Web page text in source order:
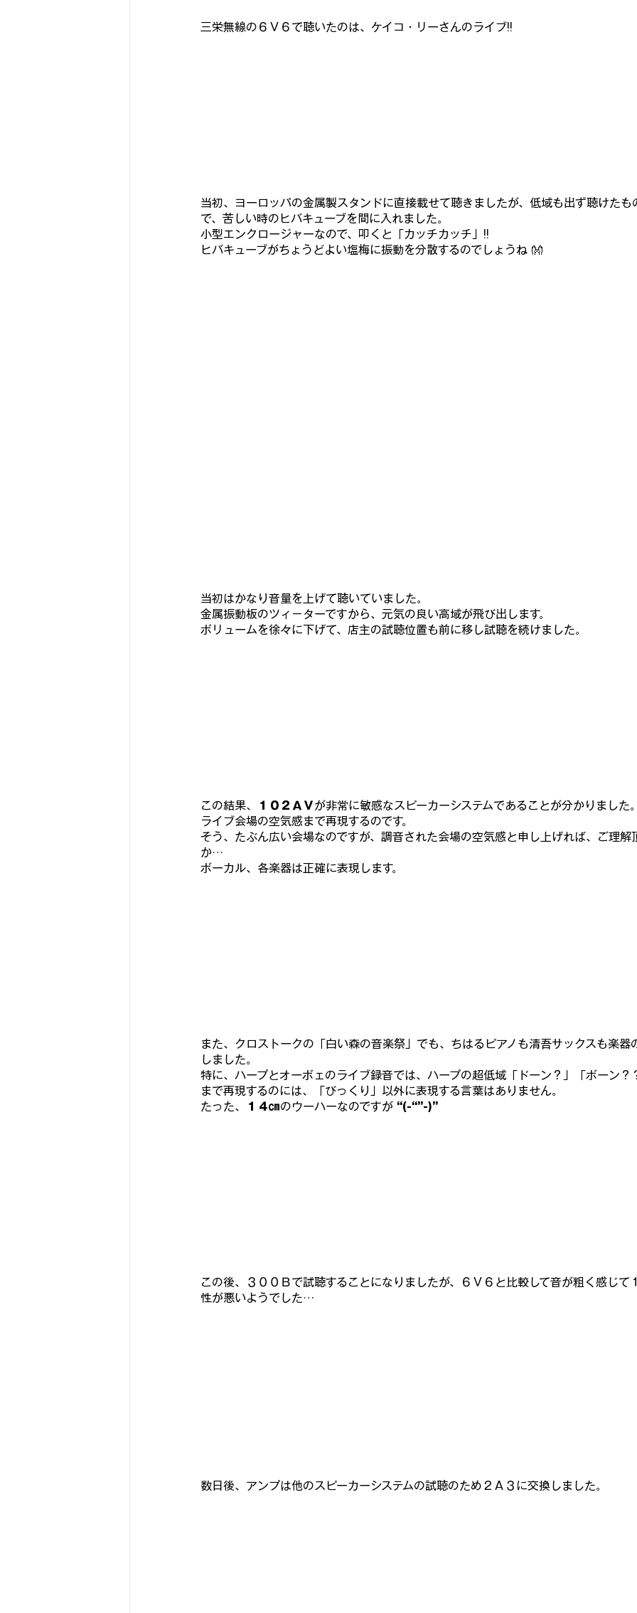
三栄無線の６Ｖ６で聴いたのは、ケイコ・リーさんのライブ!!
当初、ヨーロッパの金属製スタンドに直接載せて聴きましたが、低域も出ず聴けたも
で、苦しい時のヒバキューブを間に入れました。
小型エンクロージャーなので、叩くと「カッチカッチ」!!
ヒバキューブがちょうどよい塩梅に振動を分散するのでしょうね 👐
当初はかなり音量を上げて聴いていました。
金属振動板のツィ－ターですから、元気の良い高域が飛び出します。
ボリュームを徐々に下げて、店主の試聴位置も前に移し試聴を続けました。
この結果、 １０２ＡＶが非常に敏感なスピーカーシステムであることが分かりました。
ライブ会場の空気感まで再現するのです。
そう、たぶん広い会場なのですが、調音された会場の空気感と申し上げれば、ご理解
か…
ボーカル、各楽器は正確に表現します。
また、クロストークの「白い森の音楽祭」でも、ちはるピアノも清吾サックスも楽器
しました。
特に、ハープとオーボェのライブ録音では、ハープの超低域「ドーン？」「ボーン？
まで再現するのには、「びっくり」以外に表現する言葉はありません。
たった、
１４㎝のウーハーなのですが “(-“”-)”
この後、３００Ｂで試聴することになりましたが、６Ｖ６と比較して音が粗く感じて
性が悪いようでした…
数日後、アンプは他のスピーカーシステムの試聴のため２Ａ３に交換しました。